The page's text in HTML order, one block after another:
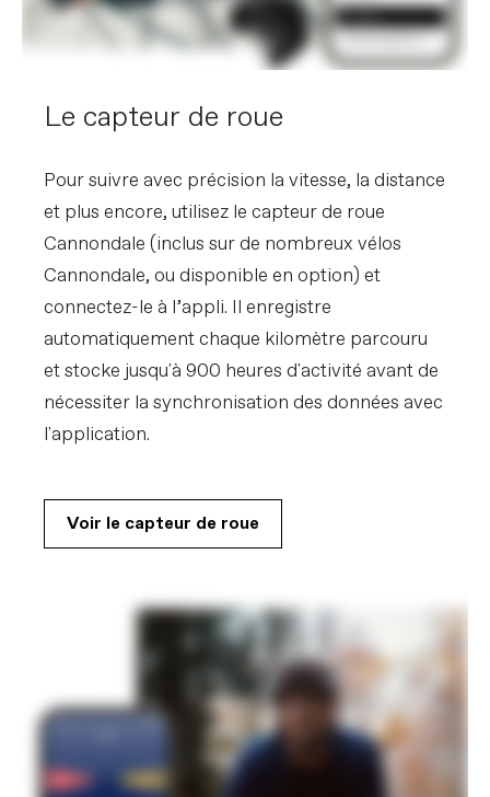
Le capteur de roue
Pour suivre avec précision la vitesse, la distance
et plus encore, utilisez le capteur de roue
Cannondale (inclus sur de nombreux vélos
Cannondale, ou disponible en option) et
connectez-le à l’appli. Il enregistre
automatiquement chaque kilomètre parcouru
et stocke jusqu'à 900 heures d'activité avant de
nécessiter la synchronisation des données avec
l'application.
Voir le capteur de roue